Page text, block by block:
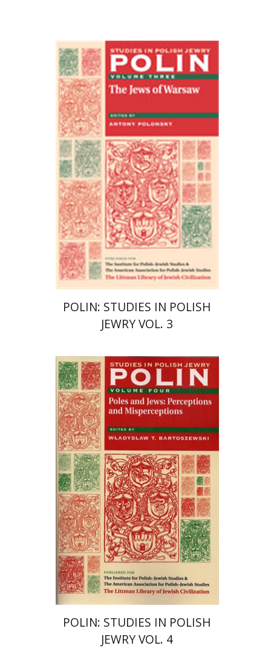
אנטוני פולונסקי
הנחת אתר ספר מודפס
$44
$40
POLIN: STUDIES IN POLISH
JEWRY VOL. 3
Wladyslaw T. Bartoszewski
הנחת אתר ספר מודפס
$49
$44
POLIN: STUDIES IN POLISH
JEWRY VOL. 4